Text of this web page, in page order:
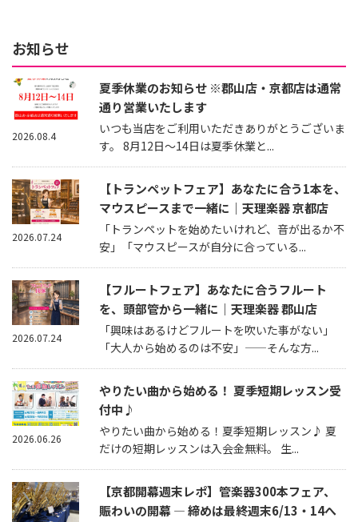
お知らせ
夏季休業のお知らせ ※郡山店・京都店は通常
通り営業いたします
いつも当店をご利用いただきありがとうございま
す。 8月12日～14日は夏季休業と...
2026.08.4
【トランペットフェア】あなたに合う1本を、
マウスピースまで一緒に｜天理楽器 京都店
「トランペットを始めたいけれど、音が出るか不
安」「マウスピースが自分に合っている...
2026.07.24
【フルートフェア】あなたに合うフルート
を、頭部管から一緒に｜天理楽器 郡山店
「興味はあるけどフルートを吹いた事がない」
「大人から始めるのは不安」——そんな方...
2026.07.24
やりたい曲から始める！ 夏季短期レッスン受
付中♪
やりたい曲から始める！夏季短期レッスン♪ 夏
だけの短期レッスンは入会金無料。 生...
2026.06.26
【京都開幕週末レポ】管楽器300本フェア、
賑わいの開幕 — 締めは最終週末6/13・14へ